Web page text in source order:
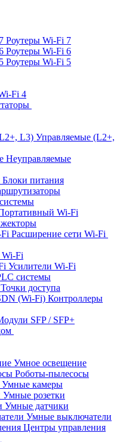
Роутеры Wi-Fi 7
Роутеры Wi-Fi 6
Роутеры Wi-Fi 5
Fi 4
Управляемые (L2+,
Неуправляемые
Блоки питания
Wi-Fi
Расширение сети Wi‑Fi
Усилители Wi-Fi
системы
Точки доступа
Контроллеры
SFP / SFP+
Умное освещение
Роботы-пылесосы
Умные камеры
Умные розетки
Умные датчики
Умные выключатели
Центры управления